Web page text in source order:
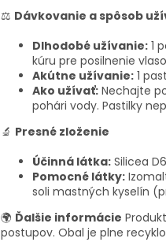
⚖️ Dávkovanie a spôsob
Dlhodobé užívanie: 1
kúru pre posilnenie
Akútne užívanie: 1
Ako užívať: Nechajte
pohári vody. Pastilky
🔬 Presné zloženie
Účinná látka: Silicea
Pomocné látky:
soli mastných kyselín
🌍 Ďalšie informácie
postupov. Obal je plne